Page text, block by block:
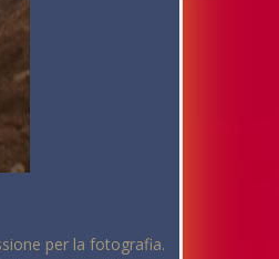
per la fotografia.